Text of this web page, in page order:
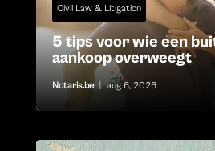
Civil Law & Litigation
5 tips voor wie een
aankoop overweegt
Notaris.be | aug 6, 2026